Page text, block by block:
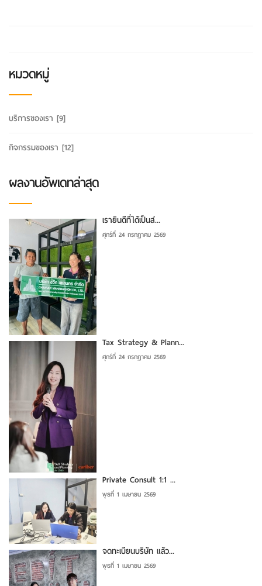
หมวดหมู่
บริการของเรา [9]
กิจกรรมของเรา [12]
ผลงานอัพเดทล่าสุด
เรายินดีที่ได้เป็นส่...
ศุกร์ที่ 24 กรกฎาคม 2569
Tax Strategy & Plann...
ศุกร์ที่ 24 กรกฎาคม 2569
Private Consult 1:1 ...
พุธที่ 1 เมษายน 2569
จดทะเบียนบริษัท แล้ว...
พุธที่ 1 เมษายน 2569